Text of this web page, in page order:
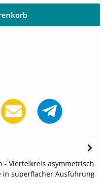
- Viertelkreis asymmetrisch
in superflacher Ausführung